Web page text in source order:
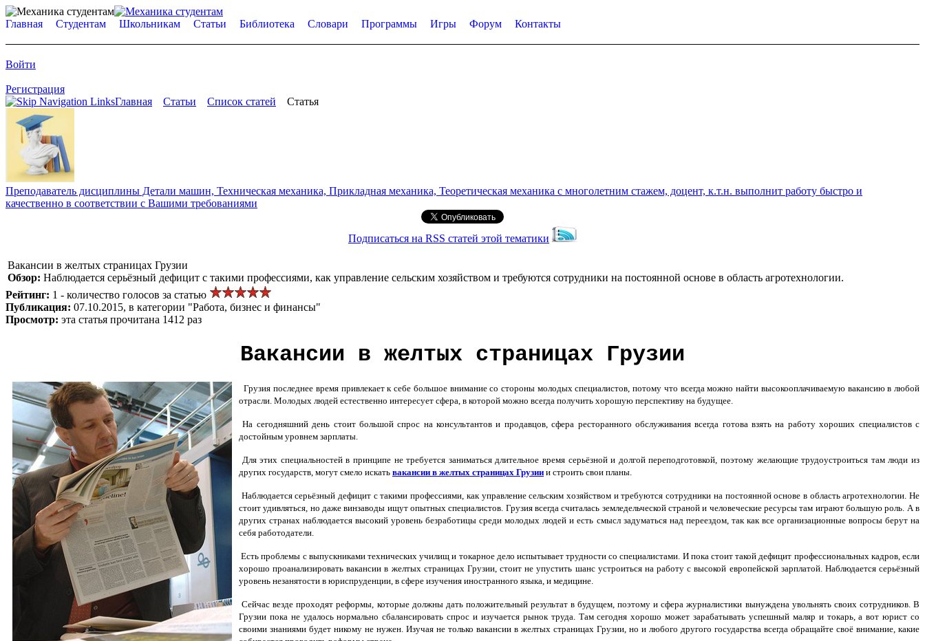
Главная Студентам Школьникам Статьи Библиотека Словари Программы Игры Форум Контакты
Войти
Регистрация
Главная
Статьи Список статей Статья
Преподаватель дисциплины Детали машин, Техническая механика, Прикладная механика, Теоретическая механика с многолетним стажем, доцент, к.т.н. выполнит работу быстро и
качественно в соответствии с Вашими требованиями
Подписаться на RSS статей этой тематики
Вакансии в желтых страницах Грузии
Обзор: Наблюдается серьёзный дефицит с такими профессиями, как управление сельским хозяйством и требуются сотрудники на постоянной основе в область агротехнологии.
Рейтинг: 1 - количество голосов за статью
Публикация: 07.10.2015, в категории "Работа, бизнес и финансы"
Просмотр: эта статья прочитана 1412 раз
Вакансии в желтых страницах Грузии
Грузия последнее время привлекает к себе большое внимание со стороны молодых специалистов, потому что всегда можно найти высокооплачиваемую вакансию в любой
отрасли. Молодых людей естественно интересует сфера, в которой можно всегда получить хорошую перспективу на будущее.
На сегодняшний день стоит большой спрос на консультантов и продавцов, сфера ресторанного обслуживания всегда готова взять на работу хороших специалистов с
достойным уровнем зарплаты.
Для этих специальностей в принципе не требуется заниматься длительное время серьёзной и долгой переподготовкой, поэтому желающие трудоустроиться там люди из
других государств, могут смело искать вакансии в желтых страницах Грузии и строить свои планы.
Наблюдается серьёзный дефицит с такими профессиями, как управление сельским хозяйством и требуются сотрудники на постоянной основе в область агротехнологии. Не
стоит удивляться, но даже винзаводы ищут опытных специалистов. Грузия всегда считалась земледельческой страной и человеческие ресурсы там играют большую роль. А в
других странах наблюдается высокий уровень безработицы среди молодых людей и есть смысл задуматься над переездом, так как все организационные вопросы берут на
себя работодатели.
Есть проблемы с выпускниками технических училищ и токарное дело испытывает трудности со специалистами. И пока стоит такой дефицит профессиональных кадров, если
хорошо проанализировать вакансии в желтых страницах Грузии, стоит не упустить шанс устроиться на работу с высокой европейской зарплатой. Наблюдается серьёзный
уровень незанятости в юриспруденции, в сфере изучения иностранного языка, и медицине.
Сейчас везде проходят реформы, которые должны дать положительный результат в будущем, поэтому и сфера журналистики вынуждена увольнять своих сотрудников. В
Грузии пока не удалось нормально сбалансировать спрос и изучается рынок труда. Там сегодня хорошо может зарабатывать успешный маляр и токарь, а вот юрист со
своими знаниями будет никому не нужен. Изучая не только вакансии в желтых страницах Грузии, но и любого другого государства всегда обращайте своё внимание, какие